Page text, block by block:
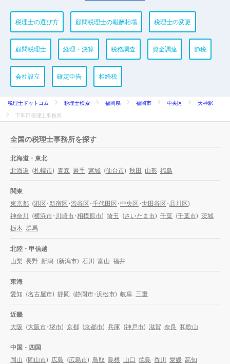
税理士の選び方 顧問税理士の報酬相場 税理士の変更
顧問税理士 経理・決算 税務調査 資金調達 節税
会社設立 確定申告 相続税
税理士ドットコム 税理士検索 福岡県 福岡市 中央区
天神駅
下和田税理士事務所
全国の税理士事務所を探す
北海道・東北
北海道 (札幌市) 青森 岩手 宮城 (仙台市) 秋田 山形 福島
関東
東京都 (港区・新宿区・渋谷区・千代田区・中央区・世田谷区・品川区)
神奈川 (横浜市・川崎市・相模原市) 埼玉 (さいたま市) 千葉 (千葉市) 茨城
栃木 群馬
北陸・甲信越
山梨 長野 新潟 (新潟市) 石川 富山 福井
東海
愛知 (名古屋市) 静岡 (静岡市・浜松市) 岐阜 三重
近畿
大阪 (大阪市・堺市) 京都 (京都市) 兵庫 (神戸市) 滋賀 奈良 和歌山
中国・四国
岡山 (岡山市) 広島 (広島市) 鳥取 島根 山口 徳島 香川 愛媛 高知